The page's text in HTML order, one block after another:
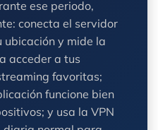
ese periodo,
conecta el servidor
ubicación y mide la
acceder a tus
favoritas;
funcione bien
y usa la VPN